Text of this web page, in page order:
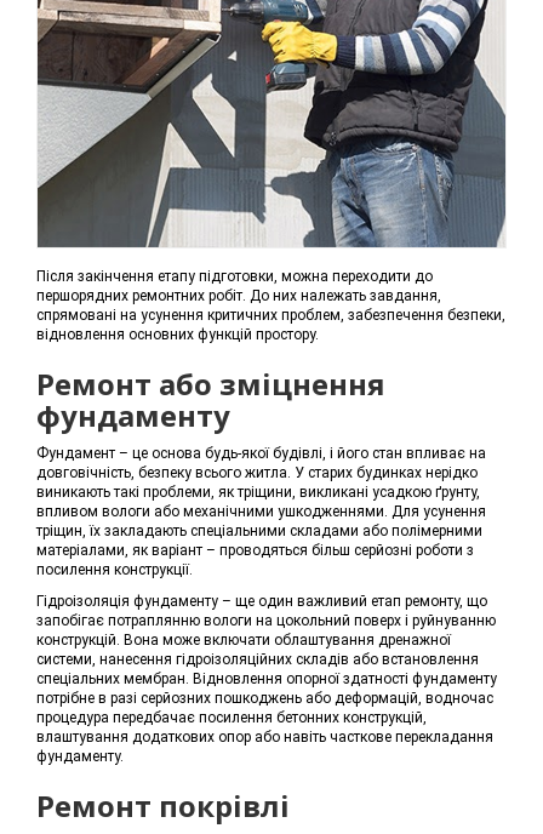
Після закінчення етапу підготовки, можна переходити до
першорядних ремонтних робіт. До них належать завдання,
спрямовані на усунення критичних проблем, забезпечення безпеки,
відновлення основних функцій простору.
Ремонт або зміцнення
фундаменту
Фундамент – це основа будь-якої будівлі, і його стан впливає на
довговічність, безпеку всього житла. У старих будинках нерідко
виникають такі проблеми, як тріщини, викликані усадкою ґрунту,
впливом вологи або механічними ушкодженнями. Для усунення
тріщин, їх закладають спеціальними складами або полімерними
матеріалами, як варіант – проводяться більш серйозні роботи з
посилення конструкції.
Гідроізоляція фундаменту – ще один важливий етап ремонту, що
запобігає потраплянню вологи на цокольний поверх і руйнуванню
конструкцій. Вона може включати облаштування дренажної
системи, нанесення гідроізоляційних складів або встановлення
спеціальних мембран. Відновлення опорної здатності фундаменту
потрібне в разі серйозних пошкоджень або деформацій, водночас
процедура передбачає посилення бетонних конструкцій,
влаштування додаткових опор або навіть часткове перекладання
фундаменту.
Ремонт покрівлі